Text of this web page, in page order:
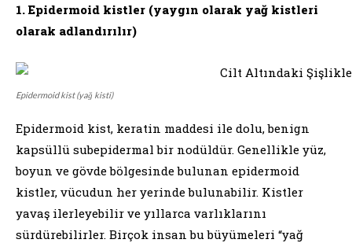
1. Epidermoid kistler (yaygın olarak yağ kistleri
olarak adlandırılır)
Epidermoid kist (yağ kisti)
Epidermoid kist, keratin maddesi ile dolu, benign
kapsüllü subepidermal bir nodüldür. Genellikle yüz,
boyun ve gövde bölgesinde bulunan epidermoid
kistler, vücudun her yerinde bulunabilir. Kistler
yavaş ilerleyebilir ve yıllarca varlıklarını
sürdürebilirler. Birçok insan bu büyümeleri “yağ